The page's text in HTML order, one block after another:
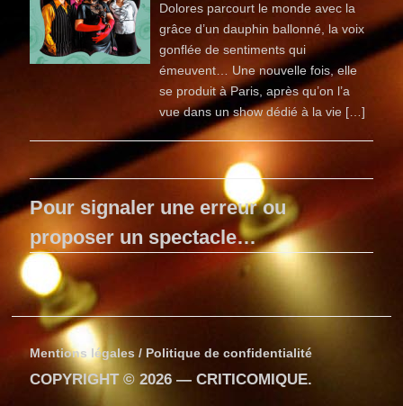
Dolores parcourt le monde avec la
grâce d’un dauphin ballonné, la voix
gonflée de sentiments qui
émeuvent… Une nouvelle fois, elle
se produit à Paris, après qu’on l’a
vue dans un show dédié à la vie […]
Pour signaler une erreur ou
proposer un spectacle…
Mentions légales / Politique de confidentialité
COPYRIGHT © 2026 —CRITICOMIQUE.